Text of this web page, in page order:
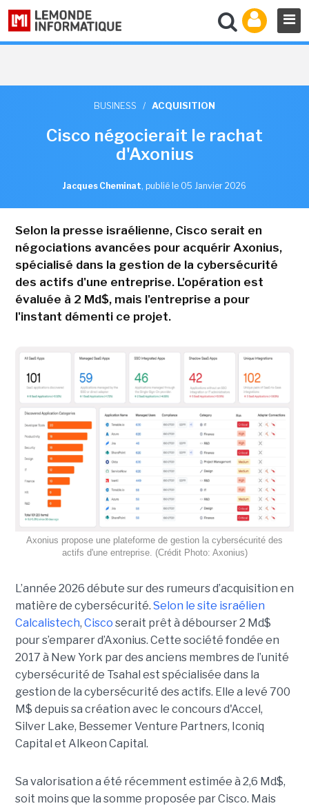
BUSINESS / ACQUISITION
Cisco négocierait le rachat
d'Axonius
Jacques Cheminat, publié le 05 Janvier 2026
Selon la presse israélienne, Cisco serait en
négociations avancées pour acquérir Axonius,
spécialisé dans la gestion de la cybersécurité
des actifs d'une entreprise. L'opération est
évaluée à 2 Md$, mais l'entreprise a pour
l'instant démenti ce projet.
Axonius propose une plateforme de gestion la cybersécurité des
actifs d'une entreprise. (Crédit Photo: Axonius)
L’année 2026 débute sur des rumeurs d’acquisition en
matière de cybersécurité. Selon le site israélien
Calcalistech, Cisco serait prêt à débourser 2 Md$
pour s’emparer d’Axonius. Cette société fondée en
2017 à New York par des anciens membres de l’unité
cybersécurité de Tsahal est spécialisée dans la
gestion de la cybersécurité des actifs. Elle a levé 700
M$ depuis sa création avec le concours d'Accel,
Silver Lake, Bessemer Venture Partners, Iconiq
Capital et Alkeon Capital.
Sa valorisation a été récemment estimée à 2,6 Md$,
soit moins que la somme proposée par Cisco. Mais